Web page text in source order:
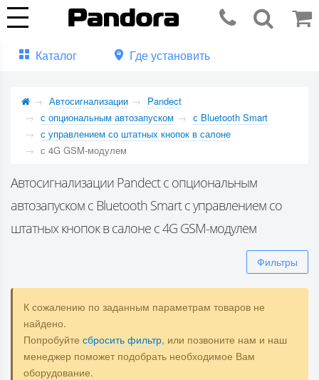
Каталог Где установить
Автосигнализации
Pandect
с опциональным автозапуском
с Bluetooth Smart
с управлением со штатных кнопок в салоне
с 4G GSM-модулем
Автосигнализации Pandect с опциональным
автозапуском с Bluetooth Smart с управлением со
штатных кнопок в салоне с 4G GSM-модулем
Фильтры
К сожалению по заданным параметрам товаров не
найдено.
Попробуйте сбросить фильтр, или позвоните нам и наш
менеджер поможет подобрать необходимое Вам
оборудование.